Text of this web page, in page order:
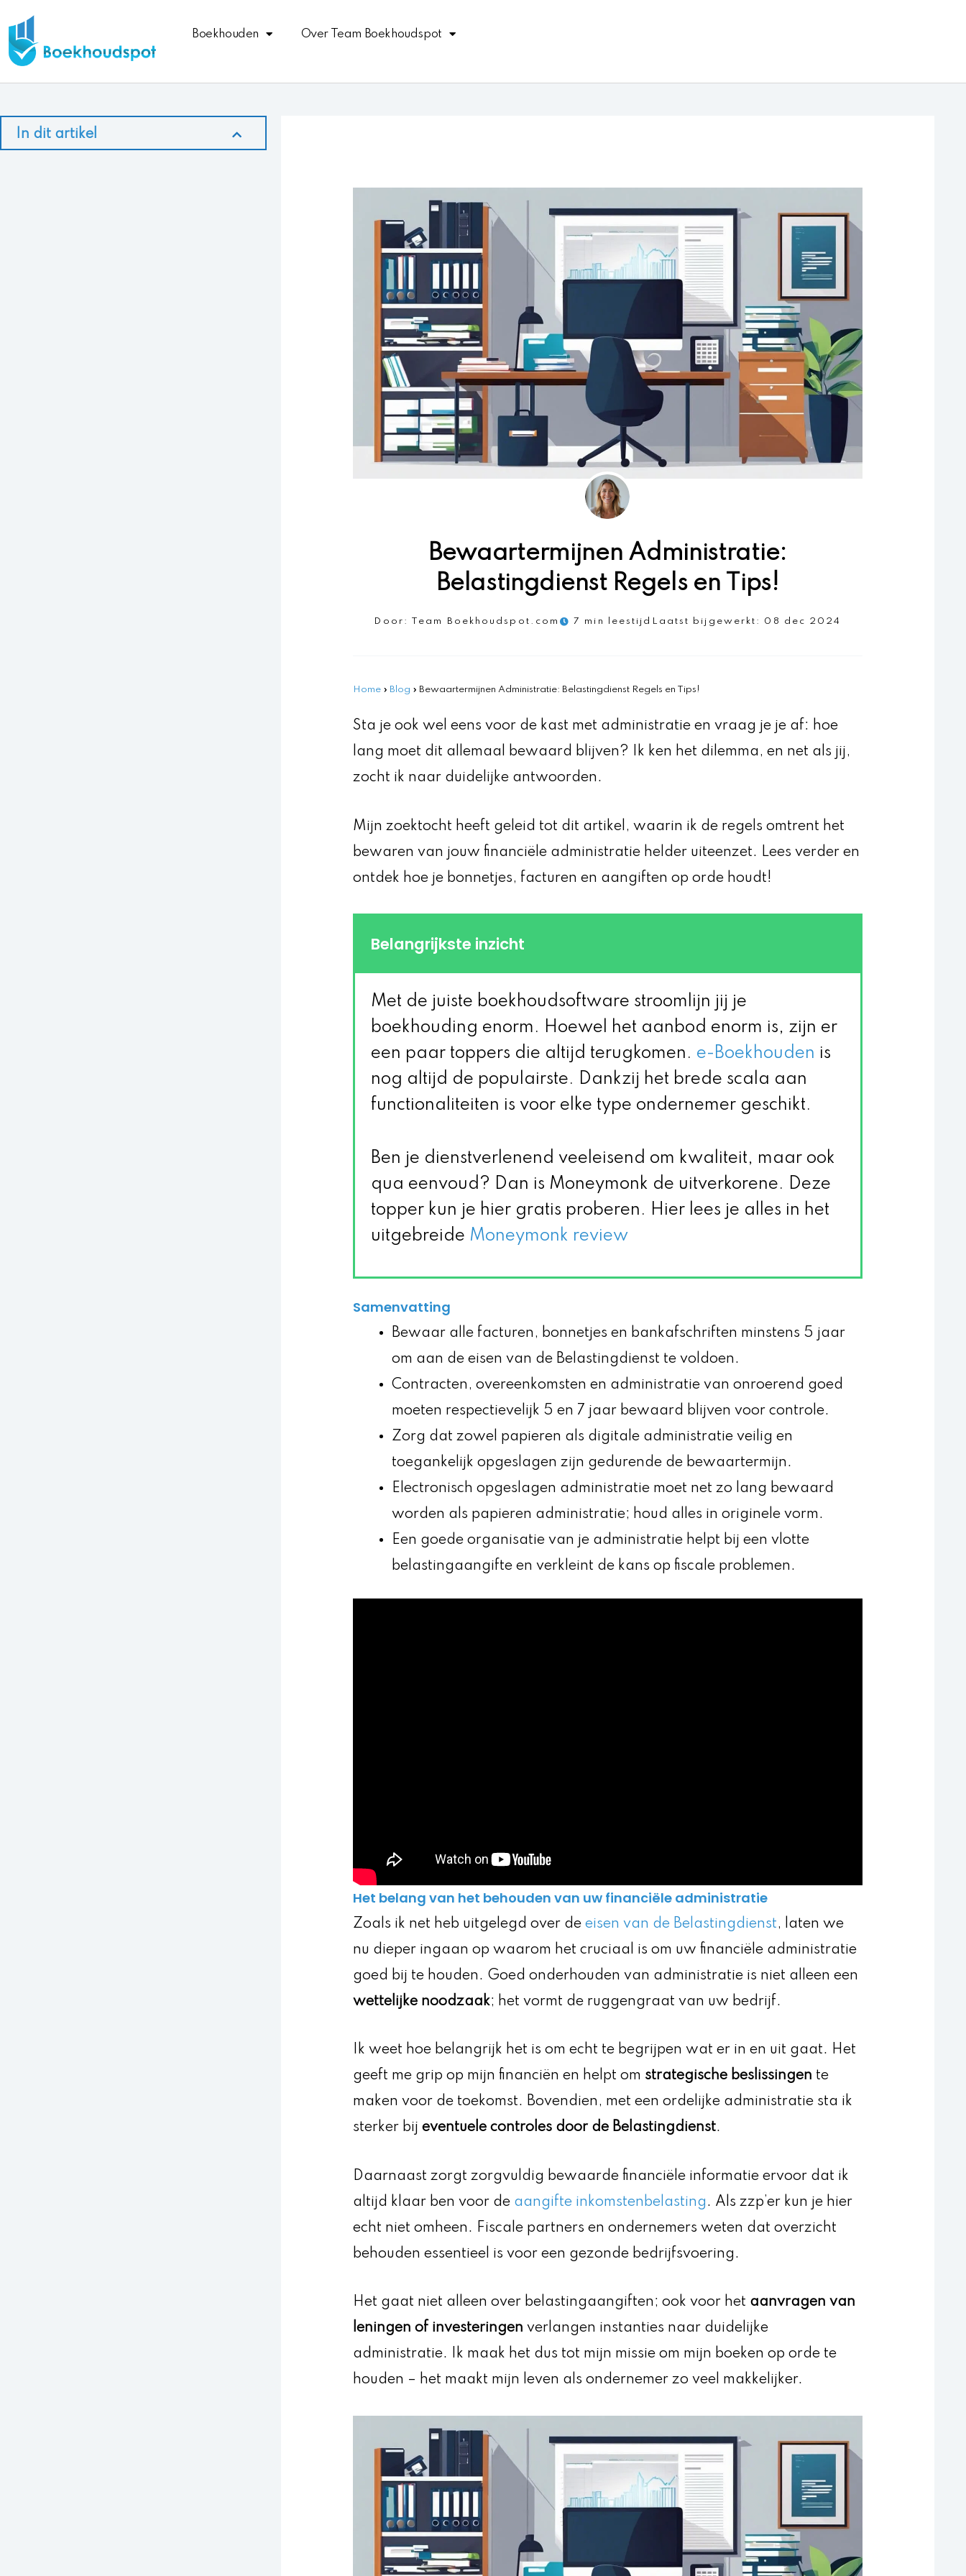
naar
de
inhoud
Boekhouden Over Team Boekhoudspot
In dit artikel
Bewaartermijnen Administratie:
Belastingdienst Regels en Tips!
Door: Team Boekhoudspot.com 7 min leestijd Laatst bijgewerkt: 08 dec 2024
Home » Blog » Bewaartermijnen Administratie: Belastingdienst Regels en Tips!
Sta je ook wel eens voor de kast met administratie en vraag je je af: hoe
lang moet dit allemaal bewaard blijven? Ik ken het dilemma, en net als jij,
zocht ik naar duidelijke antwoorden.
Mijn zoektocht heeft geleid tot dit artikel, waarin ik de regels omtrent het
bewaren van jouw financiële administratie helder uiteenzet. Lees verder en
ontdek hoe je bonnetjes, facturen en aangiften op orde houdt!
Belangrijkste inzicht
Met de juiste boekhoudsoftware stroomlijn jij je
boekhouding enorm. Hoewel het aanbod enorm is, zijn er
een paar toppers die altijd terugkomen. e-Boekhouden is
nog altijd de populairste. Dankzij het brede scala aan
functionaliteiten is voor elke type ondernemer geschikt.
Ben je dienstverlenend veeleisend om kwaliteit, maar ook
qua eenvoud? Dan is Moneymonk de uitverkorene. Deze
topper kun je hier gratis proberen. Hier lees je alles in het
uitgebreide Moneymonk review
Samenvatting
Bewaar alle facturen, bonnetjes en bankafschriften minstens 5 jaar
om aan de eisen van de Belastingdienst te voldoen.
Contracten, overeenkomsten en administratie van onroerend goed
moeten respectievelijk 5 en 7 jaar bewaard blijven voor controle.
Zorg dat zowel papieren als digitale administratie veilig en
toegankelijk opgeslagen zijn gedurende de bewaartermijn.
Electronisch opgeslagen administratie moet net zo lang bewaard
worden als papieren administratie; houd alles in originele vorm.
Een goede organisatie van je administratie helpt bij een vlotte
belastingaangifte en verkleint de kans op fiscale problemen.
Het belang van het behouden van uw financiële administratie
Zoals ik net heb uitgelegd over de eisen van de Belastingdienst, laten we
nu dieper ingaan op waarom het cruciaal is om uw financiële administratie
goed bij te houden. Goed onderhouden van administratie is niet alleen een
wettelijke noodzaak; het vormt de ruggengraat van uw bedrijf.
Ik weet hoe belangrijk het is om echt te begrijpen wat er in en uit gaat. Het
geeft me grip op mijn financiën en helpt om strategische beslissingen te
maken voor de toekomst. Bovendien, met een ordelijke administratie sta ik
sterker bij eventuele controles door de Belastingdienst.
Daarnaast zorgt zorgvuldig bewaarde financiële informatie ervoor dat ik
altijd klaar ben voor de aangifte inkomstenbelasting . Als zzp’er kun je hier
echt niet omheen. Fiscale partners en ondernemers weten dat overzicht
behouden essentieel is voor een gezonde bedrijfsvoering.
Het gaat niet alleen over belastingaangiften; ook voor het aanvragen van
leningen of investeringen verlangen instanties naar duidelijke
administratie. Ik maak het dus tot mijn missie om mijn boeken op orde te
houden – het maakt mijn leven als ondernemer zo veel makkelijker.